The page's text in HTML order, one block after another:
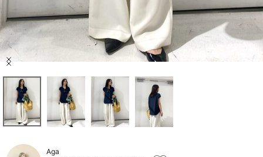
ブランド一覧
店舗検索
ご利用ガイド/ヘルプ
Item
Aga